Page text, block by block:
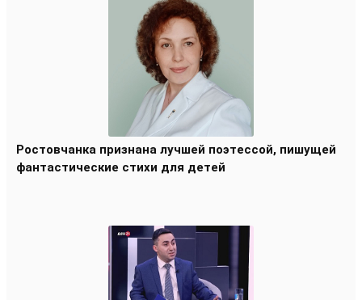
Ростовчанка признана лучшей поэтессой, пишущей
фантастические стихи для детей